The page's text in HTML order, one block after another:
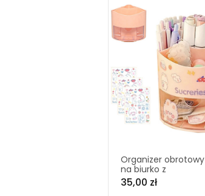
Organizer obrotowy
na biurko z
naklejkami DIY –
różowy łososiowy
35,00 zł